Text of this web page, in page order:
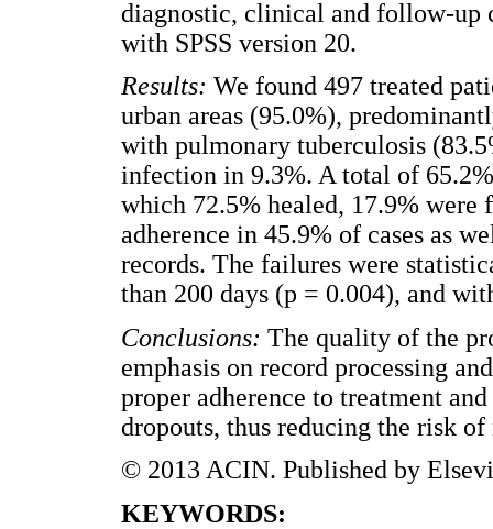
diagnostic, clinical and follow-up
with SPSS version 20.
Results: We found 497 treated
urban areas (95.0%),
with pulmonary tuberculosis
infection in 9.3%. A total of
which 72.5% healed, 17.9% were
adherence in 45.9% of cases as
records. The failures were
than 200 days (p = 0.004), and
Conclusions: The quality of the
emphasis on record processing
proper adherence to treatment
dropouts, thus reducing the risk
© 2013 ACIN. Published by
KEYWORDS: